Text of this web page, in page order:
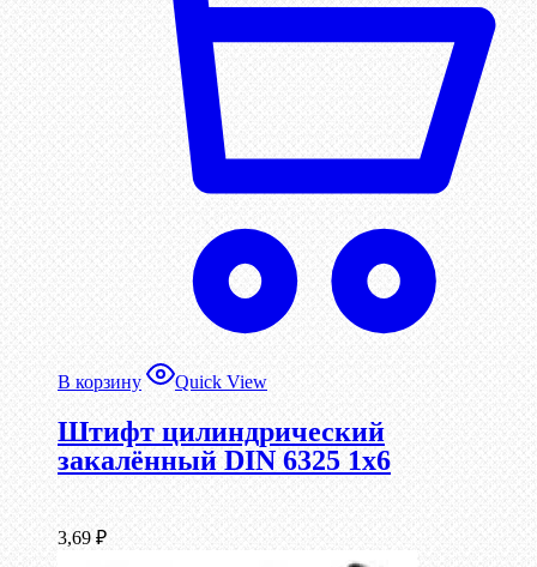
В корзину Quick View
Штифт цилиндрический
закалённый DIN 6325 1х6
3,69 ₽